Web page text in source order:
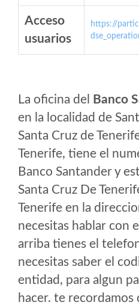
Acceso
usuarios
https://
La oficina del Banco
en la localidad de
Santa Cruz de
Tenerife, tiene el
Banco Santander y
Santa Cruz De
Tenerife en la
necesitas hablar con
arriba tienes el
necesitas saber el
entidad, para algun
hacer. te recordamos